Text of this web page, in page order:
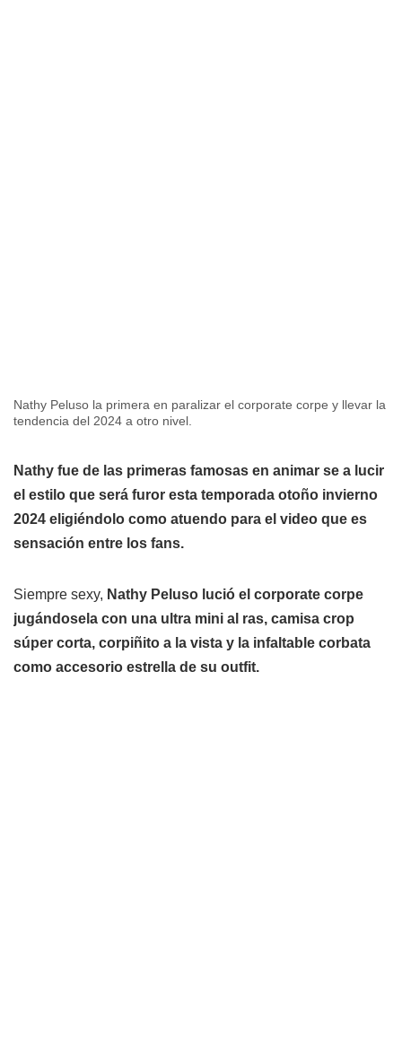
Nathy Peluso la primera en paralizar el corporate corpe y llevar la
tendencia del 2024 a otro nivel.
Nathy fue de las primeras famosas en animar se a lucir
el estilo que será furor esta temporada otoño invierno
2024 eligiéndolo como atuendo para el video que es
sensación entre los fans.
Siempre sexy, Nathy Peluso lució el corporate corpe
jugándosela con una ultra mini al ras, camisa crop
súper corta, corpiñito a la vista y la infaltable corbata
como accesorio estrella de su outfit.